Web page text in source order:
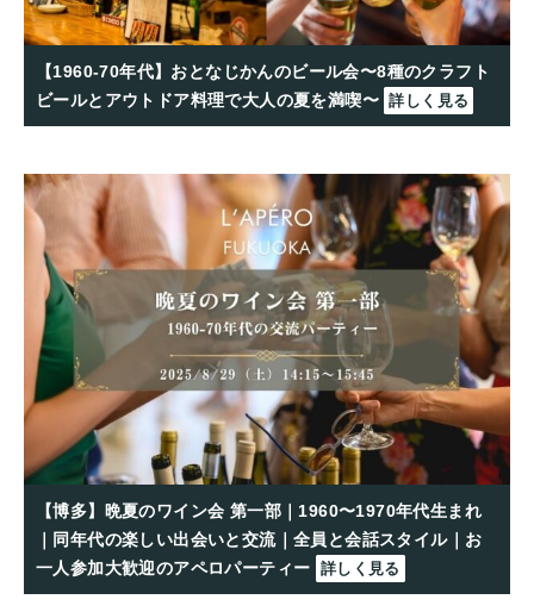
【1960-70年代】おとなじかんのビール会〜8種のクラフト
ビールとアウトドア料理で大人の夏を満喫〜 詳しく見る
【博多】晩夏のワイン会 第一部｜1960〜1970年代生まれ
｜同年代の楽しい出会いと交流｜全員と会話スタイル｜お
一人参加大歓迎のアペロパーティー 詳しく見る